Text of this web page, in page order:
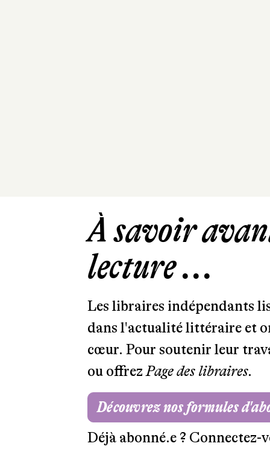
À savoir
lecture ...
Les libraires indépendants
dans l'actualité littéraire et
cœur. Pour soutenir leur
ou offrezPage des libraires.
Découvrez nos formules
Déjà abonné.e ? Connectez-